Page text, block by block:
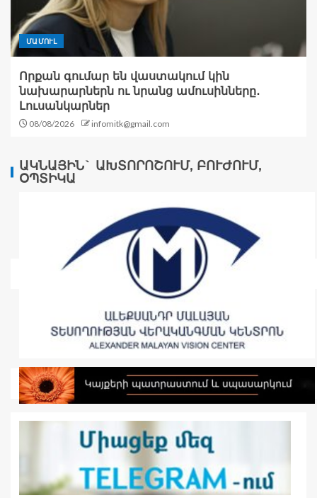
ՄԱՄՈՒԼ
Որքան գումար են վաստակում կին
նախարարներն ու նրանց ամուսինները․
Լուսանկարներ
08/08/2026 infomitk@gmail.com
ԱԿՆԱՅԻՆ` ԱԽՏՈՐՈՇՈՒՄ, ԲՈՒԺՈՒՄ,
ՕՊՏԻԿԱ